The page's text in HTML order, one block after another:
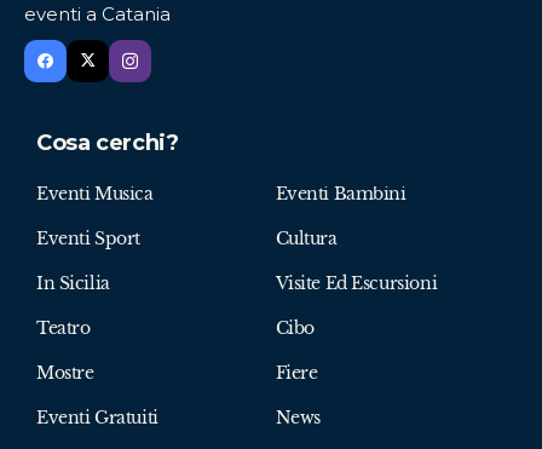
eventi a Catania
Cosa cerchi?
Eventi Musica Eventi Bambini
Eventi Sport Cultura
In Sicilia Visite Ed Escursioni
Teatro Cibo
Mostre Fiere
Eventi Gratuiti News